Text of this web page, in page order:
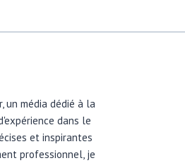
un média dédié à la
dans le
et inspirantes
professionnel, je